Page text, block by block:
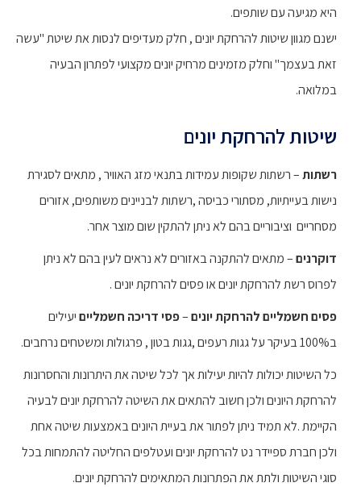
היא מגיעה עם שותפים.
ישנם מגוון שיטות להרחקת יונים , חלק מעדיפים לנסות את שיטת "עשה
זאת בעצמך" וחלק מזמינים מרחיק יונים מקצועי לפתרון הבעיה
במלואה.
שיטות להרחקת יונים
רשתות– רשתות שקופות עמידות בתנאי מזג האוויר , מתאים לסגירת
נישות בעייתיות, מסתורי כביסה ,רשתות לבניינים משותפים, אזורים
מסחריים וציבוריים בהם לא ניתן להתקין שום מוצר אחר.
דוקרנים– מתאים להתקנה באזורים לא נראים לעין בהם לא ניתן
לפרוס רשת להרחקת יונים או פסים להרחקת יונים .
פסים חשמליים להרחקת יונים–פסי דריכה חשמלייםיעילים
כל השיטות יכולות להיות יעילות אך לכל שיטה את היתרונות והחסרונות
להרחקת היונים ולכן חשוב להתאים את השיטה להרחקת יונים לבעיה
הקיימת .לא תמיד ניתן לפתור את בעיית היונים באמצעות שיטה אחת
ולכן חברת ספיידר נט להרחקת יונים ועטלפים החליטה להתמחות בכל
סוגי השיטות ולתת את הפתרונות המתאימים להרחקת יונים.